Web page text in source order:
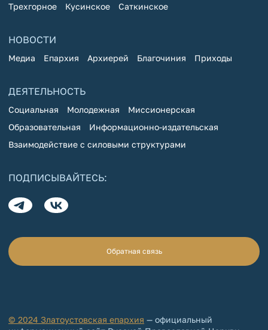
Трехгорное
Кусинское Саткинское
НОВОСТИ
Медиа Епархия Архиерей Благочиния Приходы
ДЕЯТЕЛЬНОСТЬ
Социальная Молодежная
Миссионерская
Образовательная
Информационно-издательская
Взаимодействие с силовыми структурами
ПОДПИСЫВАЙТЕСЬ:
Обратная связь
© 2024 Златоустовская епархия — официальный